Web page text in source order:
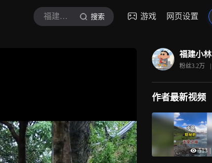
福建小林 搜索 游戏 网页设置
福建小林
粉丝3.2万 |
作者最新视频
513